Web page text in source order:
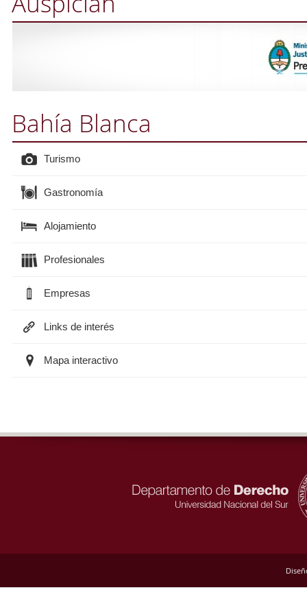
Bahía Blanca
Turismo
Gastronomía
Alojamiento
Profesionales
Empresas
Links de interés
Mapa interactivo